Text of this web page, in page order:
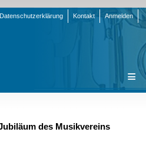
Datenschutzerklärung Kontakt Anmelden
des Musikvereins